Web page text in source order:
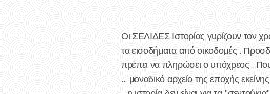
Οι ΣΕΛΙΔΕΣ Ιστορίας γυρίζουν τον
τα εισοδήματα από οικοδομές .
πρέπει να πληρώσει ο υπόχρεος .
... μοναδικό αρχείο της εποχής